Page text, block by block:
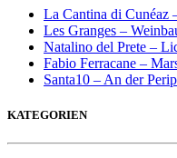
La Cantina di Cunéaz
Les Granges –
Natalino del Prete –
Fabio Ferracane –
Santa10 – An der
KATEGORIEN